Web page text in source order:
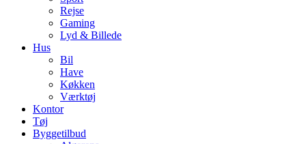
Rejse
Gaming
Lyd & Billede
Hus
Bil
Have
Køkken
Værktøj
Kontor
Tøj
Byggetilbud